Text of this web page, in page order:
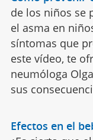
de los niños se
el asma en
síntomas que
este vídeo, te
neumóloga
sus
Efectos en el